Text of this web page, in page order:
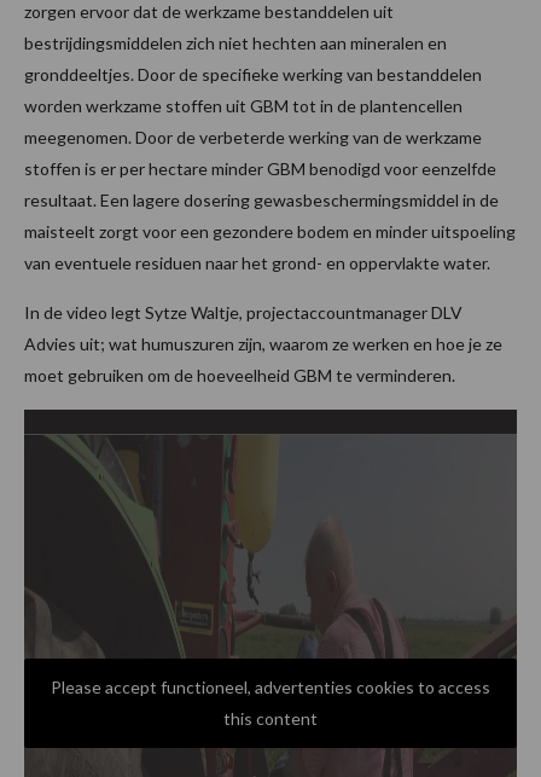
zorgen ervoor dat de werkzame bestanddelen uit
bestrijdingsmiddelen zich niet hechten aan mineralen en
gronddeeltjes. Door de specifieke werking van bestanddelen
worden werkzame stoffen uit GBM tot in de plantencellen
meegenomen. Door de verbeterde werking van de werkzame
stoffen is er per hectare minder GBM benodigd voor eenzelfde
resultaat. Een lagere dosering gewasbeschermingsmiddel in de
maisteelt zorgt voor een gezondere bodem en minder uitspoeling
van eventuele residuen naar het grond- en oppervlakte water.
In de video legt Sytze Waltje, projectaccountmanager DLV
Advies uit; wat humuszuren zijn, waarom ze werken en hoe je ze
moet gebruiken om de hoeveelheid GBM te verminderen.
Please accept functioneel, advertenties cookies to access
this content